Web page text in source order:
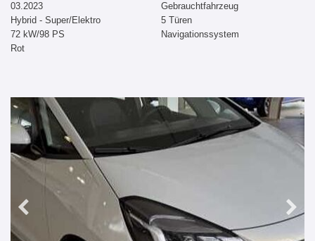
03.2023
Hybrid - Super/Elektro
72 kW/98 PS
Rot
Gebrauchtfahrzeug
5 Türen
Navigationssystem